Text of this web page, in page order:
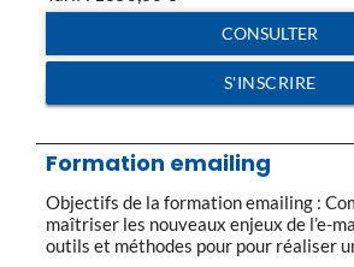
CONSULTER
S'INSCRIRE
Formation emailing
Objectifs de la formation emailing :
maîtriser les nouveaux enjeux de l’e-
outils et méthodes pour pour réaliser